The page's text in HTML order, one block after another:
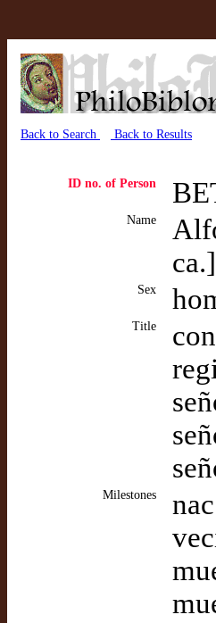
Back to Search Back to Results
ID no. of Person
Name
ca.]
Sex
Title
Milestones